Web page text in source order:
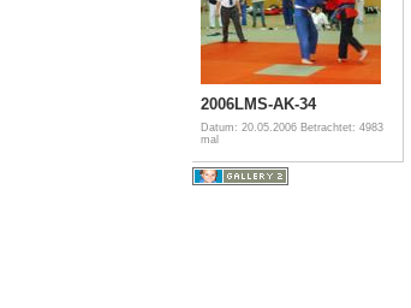
2006LMS-AK-34
Datum: 20.05.2006 Betrachtet: 4983
mal